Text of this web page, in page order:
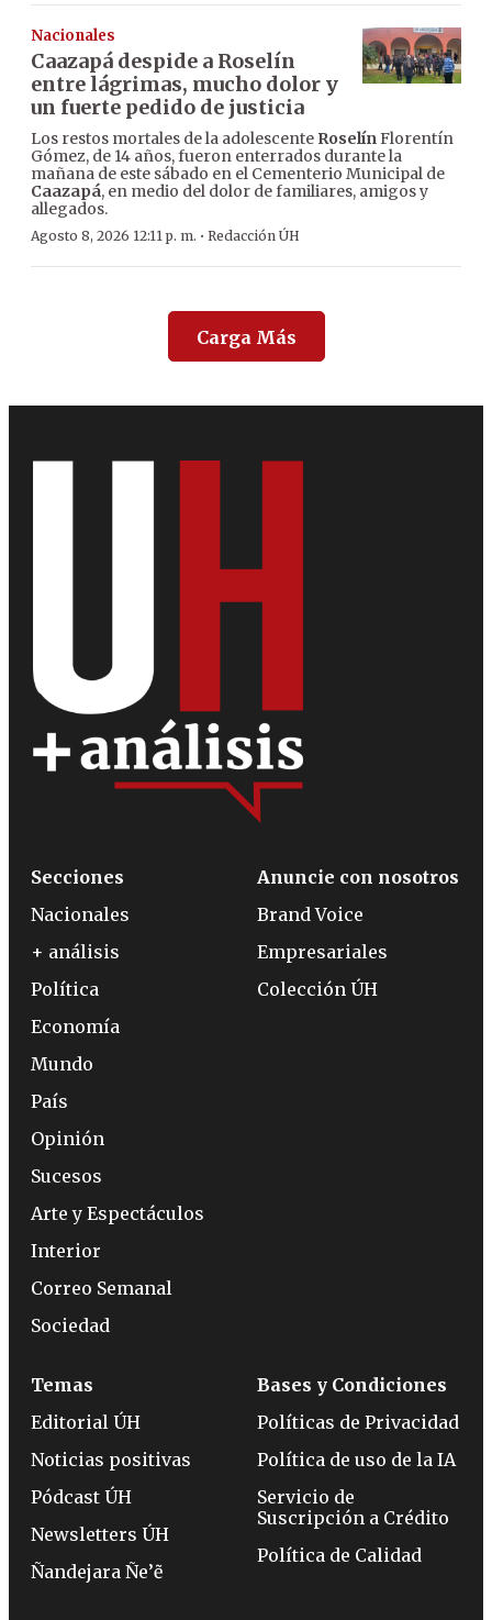
Nacionales
Caazapá despide a Roselín
entre lágrimas, mucho dolor y
un fuerte pedido de justicia
Los restos mortales de la adolescente RoselínFlorentín
Gómez, de 14 años, fueron enterrados durante la
mañana de este sábado en el Cementerio Municipal de
Caazapá, en medio del dolor de familiares, amigos y
allegados.
Agosto 8, 2026 12:11 p. m. · Redacción ÚH
Carga Más
Secciones
Nacionales
+ análisis
Política
Economía
Mundo
País
Opinión
Sucesos
Arte y Espectáculos
Interior
Correo Semanal
Sociedad
Anuncie con nosotros
Brand Voice
Empresariales
Colección ÚH
Temas
Editorial ÚH
Noticias positivas
Pódcast ÚH
Newsletters ÚH
Ñandejara Ñe’ẽ
Bases y Condiciones
Políticas de Privacidad
Política de uso de la IA
Servicio de
Suscripción a Crédito
Política de Calidad